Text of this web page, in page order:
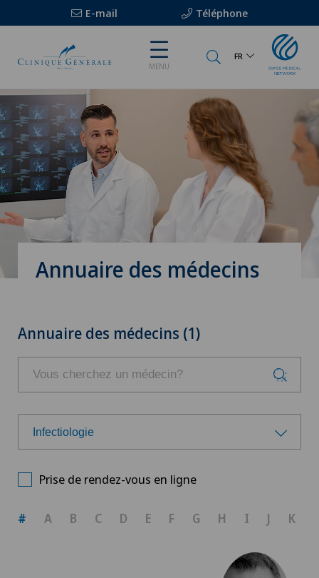
E-mail Téléphone
MENU
FR
Annuaire des médecins
Annuaire des médecins (1)
Infectiologie
Prise de rendez-vous en ligne
# A B C D E F G H I J K